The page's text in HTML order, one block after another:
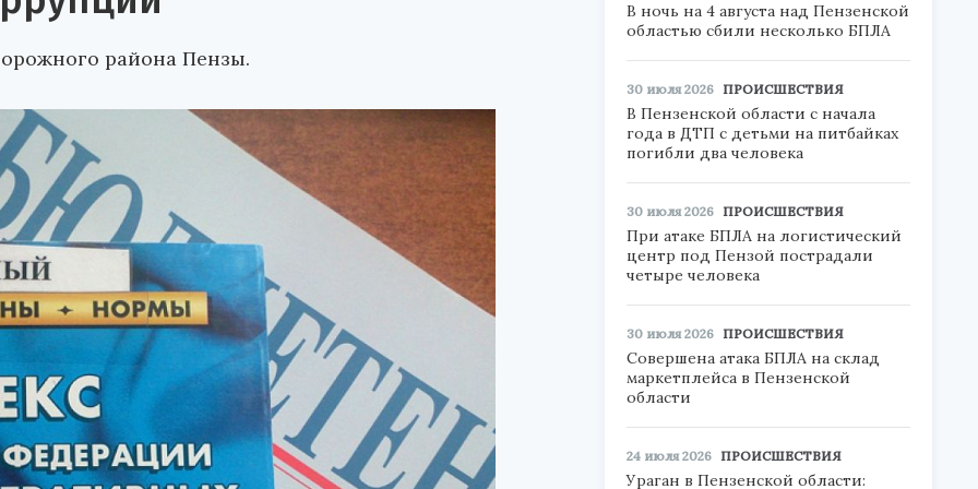
района Пензы.
В ночь на 4 августа над Пензенской
областью сбили несколько БПЛА
30 июля 2026 ПРОИСШЕСТВИЯ
В Пензенской области с начала
года в ДТП с детьми на питбайках
погибли два человека
30 июля 2026 ПРОИСШЕСТВИЯ
При атаке БПЛА на логистический
центр под Пензой пострадали
четыре человека
30 июля 2026 ПРОИСШЕСТВИЯ
Совершена атака БПЛА на склад
маркетплейса в Пензенской
области
24 июля 2026 ПРОИСШЕСТВИЯ
Ураган в Пензенской области: